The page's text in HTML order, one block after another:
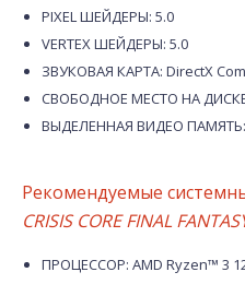
PIXEL ШЕЙДЕРЫ: 5.0
VERTEX ШЕЙДЕРЫ: 5.0
ЗВУКОВАЯ КАРТА: DirectX
СВОБОДНОЕ МЕСТО НА
ВЫДЕЛЕННАЯ ВИДЕО ПАМЯТЬ:
Рекомендуемые
CRISIS CORE FINAL
ПРОЦЕССОР: AMD Ryzen™ 3